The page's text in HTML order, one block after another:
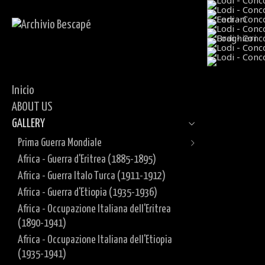
Inicio
ABOUT US
GALLERY
Prima Guerra Mondiale
Fronte Italiano
Tezze sul Brenta - 19° Regg. Artiglieria
Regio Esercito (1916)
Monte Fiara - Vicenza - 1° Regg. Alpini
Artiglieria Regio Esercito (1916-1917)
Cima Ekar - Asiago - Vicenza - Regio
Esercito (1916)
Fronte Occidentale
Documenti
Africa - Guerra d'Eritrea (1885-1895)
Africa - Guerra Italo Turca (1911-1912)
Africa - Guerra d'Etiopia (1935-1936)
Africa - Occupazione Italiana dell'Eritrea
(1890-1941)
Africa - Occupazione Italiana dell'Etiopia
(1935-1941)